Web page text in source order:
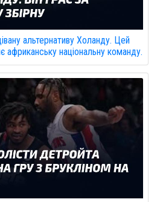
альтернативу Холанду. Цей
африканську національну команду.